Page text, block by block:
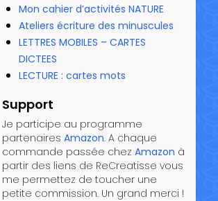
Mon cahier d’activités NATURE
Ateliers écriture des minuscules
LETTRES MOBILES – CARTES
DICTEES
LECTURE : cartes mots
Support
Je participe au programme
partenaires Amazon. A chaque
commande passée chez Amazon à
partir des liens de ReCreatisse vous
me permettez de toucher une
petite commission. Un grand merci !